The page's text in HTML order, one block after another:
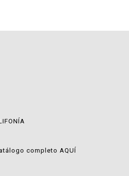
completo AQUÍ